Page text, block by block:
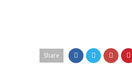
Share